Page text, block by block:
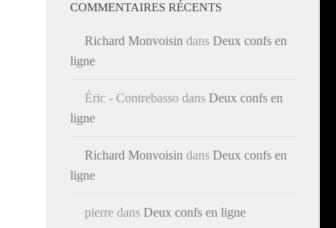
COMMENTAIRES RÉCENTS
Richard Monvoisin dans Deux confs en
ligne
Éric - Contrebasso dans Deux confs en
ligne
Richard Monvoisin dans Deux confs en
ligne
pierre dans Deux confs en ligne